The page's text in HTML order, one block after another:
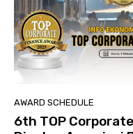
AWARD SCHEDULE
6th TOP